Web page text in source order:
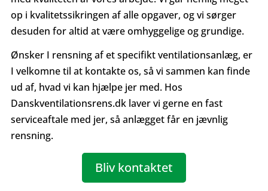
op i kvalitetssikringen af alle opgaver, og vi sørger
desuden for altid at være omhyggelige og grundige.
Ønsker I rensning af et specifikt ventilationsanlæg, er
I velkomne til at kontakte os, så vi sammen kan finde
ud af, hvad vi kan hjælpe jer med. Hos
Danskventilationsrens.dk laver vi gerne en fast
serviceaftale med jer, så anlægget får en jævnlig
rensning.
Bliv kontaktet